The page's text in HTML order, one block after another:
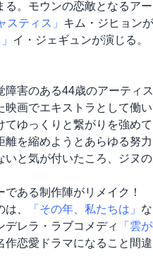
る。モウンの恋敵となるア
スティス」 キム・ジヒョン
イ・ジェギュンが演じる。
障害のある44歳のアーティ
映画でエキストラとして働
てゆっくりと繋がりを強め
離を縮めようとあらゆる努
いと気が付いたころ、ジヌ
ある制作陣がリメイク！
、
「その年、私たちは」
デレラ・ラブコメディ
「雲
作恋愛ドラマになること間違